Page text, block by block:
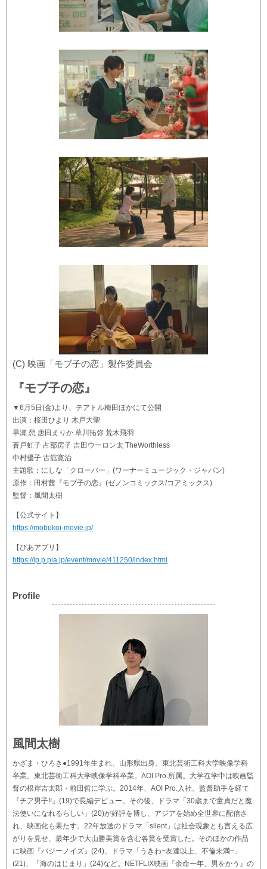
(C) 映画「モブ子の恋」製作委員会
『モブ子の恋』
▼6月5日(金)より、テアトル梅田ほかにて公開
出演：桜田ひより 木戸大聖
早瀬 憩 唐田えりか 草川拓弥 荒木飛羽
蒼戸虹子 占部房子 吉田ウーロン太 TheWorthless
中村優子 古舘寛治
主題歌：にしな「クローバー」(ワーナーミュージック・ジャパン)
原作：田村茜『モブ子の恋』(ゼノンコミックス/コアミックス)
監督：風間太樹
【公式サイト】
https://mobukoi-movie.jp/
【ぴあアプリ】
https://lp.p.pia.jp/event/movie/411250/index.html
Profile
風間太樹
かざま・ひろき●1991年生まれ、山形県出身。東北芸術工科大学映像学科
卒業。東北芸術工科大学映像学科卒業。AOI Pro.所属。大学在学中は映画監
督の根岸吉太郎・前田哲に学ぶ。2014年、AOI Pro.入社。監督助手を経て
『チア男子!!』(19)で長編デビュー。その後、ドラマ「30歳まで童貞だと魔
法使いになれるらしい」(20)が好評を博し、アジアを始め全世界に配信さ
れ、映画化も果たす。22年放送のドラマ「silent」は社会現象とも言える広
がりを見せ、最年少で大山勝美賞を含む各賞を受賞した。そのほかの作品
に映画『バジーノイズ』(24)、ドラマ「うきわ−友達以上、不倫未満−」
(21)、「海のはじまり」(24)など。NETFLIX映画『余命一年、男をかう』の